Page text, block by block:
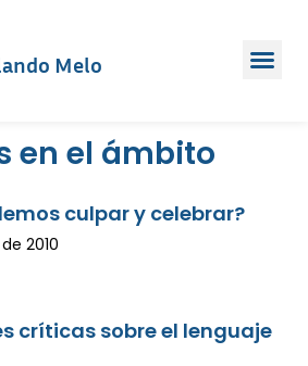
Melo
en el ámbito
culpar y celebrar?
2010
críticas sobre el lenguaje